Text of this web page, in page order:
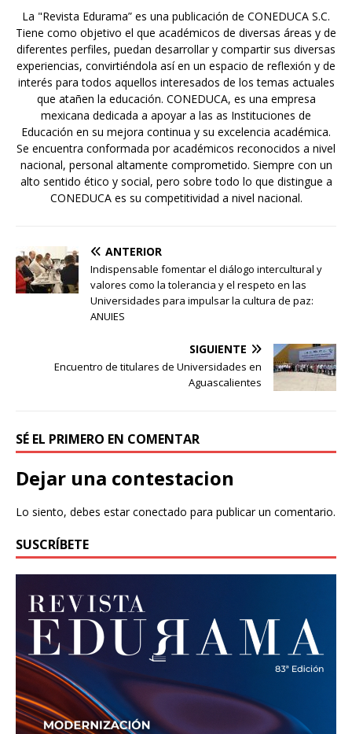
La "Revista Edurama” es una publicación de CONEDUCA S.C.
Tiene como objetivo el que académicos de diversas áreas y de
diferentes perfiles, puedan desarrollar y compartir sus diversas
experiencias, convirtiéndola así en un espacio de reflexión y de
interés para todos aquellos interesados de los temas actuales
que atañen la educación. CONEDUCA, es una empresa
mexicana dedicada a apoyar a las as Instituciones de
Educación en su mejora continua y su excelencia académica.
Se encuentra conformada por académicos reconocidos a nivel
nacional, personal altamente comprometido. Siempre con un
alto sentido ético y social, pero sobre todo lo que distingue a
CONEDUCA es su competitividad a nivel nacional.
ANTERIOR
Indispensable fomentar el diálogo intercultural y
valores como la tolerancia y el respeto en las
Universidades para impulsar la cultura de paz:
ANUIES
SIGUIENTE
Encuentro de titulares de Universidades en
Aguascalientes
SÉ EL PRIMERO EN COMENTAR
Dejar una contestacion
Lo siento, debes estarconectado para publicar un comentario.
SUSCRÍBETE